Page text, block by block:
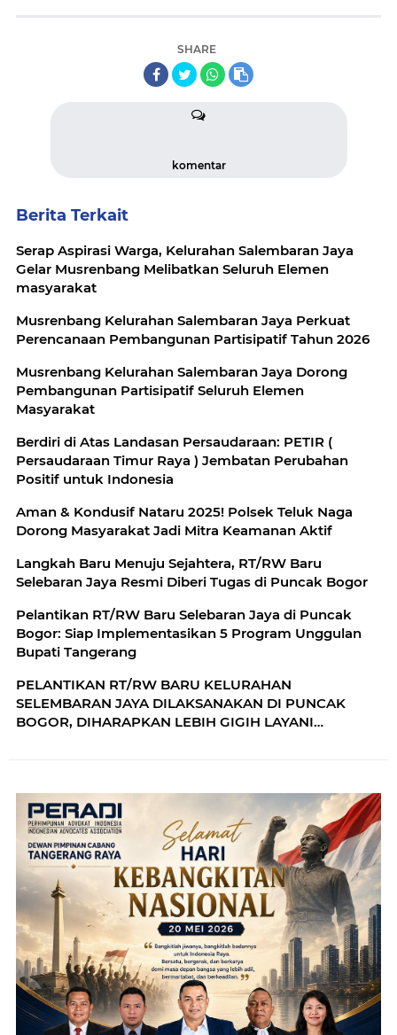
SHARE
komentar
Berita Terkait
Serap Aspirasi Warga, Kelurahan Salembaran Jaya
Gelar Musrenbang Melibatkan Seluruh Elemen
masyarakat
Musrenbang Kelurahan Salembaran Jaya Perkuat
Perencanaan Pembangunan Partisipatif Tahun 2026
Musrenbang Kelurahan Salembaran Jaya Dorong
Pembangunan Partisipatif Seluruh Elemen
Masyarakat
Berdiri di Atas Landasan Persaudaraan: PETIR (
Persaudaraan Timur Raya ) Jembatan Perubahan
Positif untuk Indonesia
Aman & Kondusif Nataru 2025! Polsek Teluk Naga
Dorong Masyarakat Jadi Mitra Keamanan Aktif
Langkah Baru Menuju Sejahtera, RT/RW Baru
Selebaran Jaya Resmi Diberi Tugas di Puncak Bogor
Pelantikan RT/RW Baru Selebaran Jaya di Puncak
Bogor: Siap Implementasikan 5 Program Unggulan
Bupati Tangerang
PELANTIKAN RT/RW BARU KELURAHAN
SELEMBARAN JAYA DILAKSANAKAN DI PUNCAK
BOGOR, DIHARAPKAN LEBIH GIGIH LAYANI